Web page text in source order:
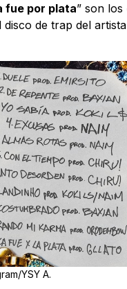
fue por plata” son los
de trap del
YSY A.